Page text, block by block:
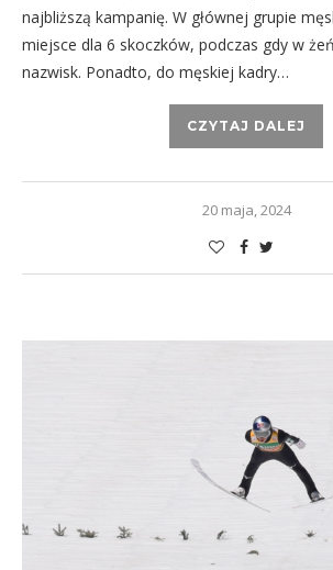
najbliższą kampanię. W głównej grupie
miejsce dla 6 skoczków, podczas gdy w
nazwisk. Ponadto, do męskiej kadry…
CZYTAJ DALEJ
20 maja, 2024